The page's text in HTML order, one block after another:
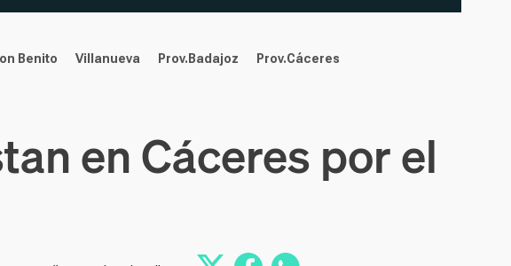
Benito Villanueva Prov.Badajoz Prov.Cáceres
en Cáceres por el